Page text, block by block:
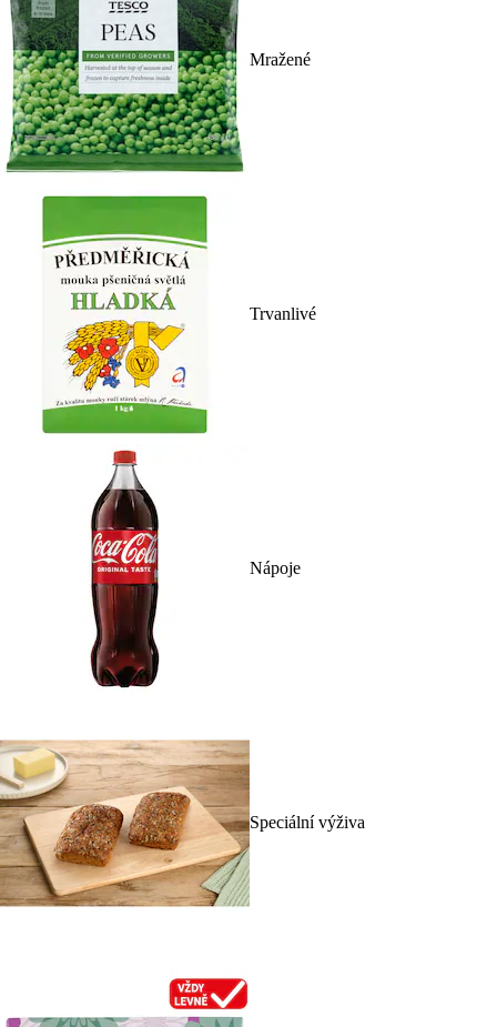
Mražené
Trvanlivé
Nápoje
Speciální výživa